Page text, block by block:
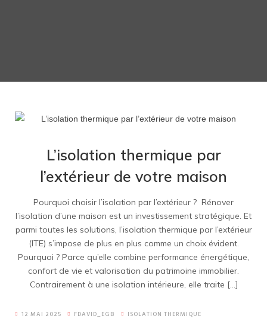
L’isolation thermique par
l’extérieur de votre maison
Pourquoi choisir l’isolation par l’extérieur ? Rénover
l’isolation d’une maison est un investissement stratégique. Et
parmi toutes les solutions, l’isolation thermique par l’extérieur
(ITE) s’impose de plus en plus comme un choix évident.
Pourquoi ? Parce qu’elle combine performance énergétique,
confort de vie et valorisation du patrimoine immobilier.
Contrairement à une isolation intérieure, elle traite […]
12 MAI 2025 FDAVID_EGB
ISOLATION THERMIQUE